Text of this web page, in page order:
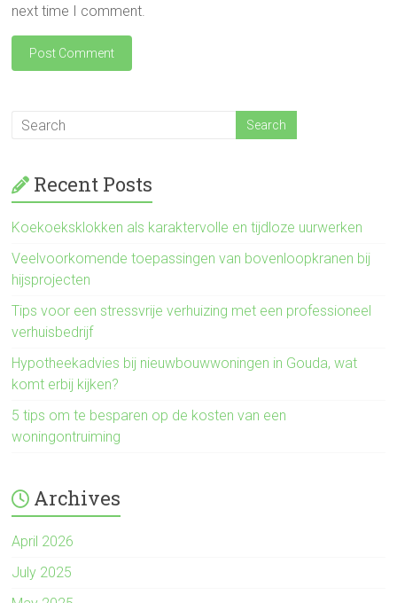
next time I comment.
Recent Posts
Koekoeksklokken als karaktervolle en tijdloze uurwerken
Veelvoorkomende toepassingen van bovenloopkranen bij
hijsprojecten
Tips voor een stressvrije verhuizing met een professioneel
verhuisbedrijf
Hypotheekadvies bij nieuwbouwwoningen in Gouda, wat
komt erbij kijken?
5 tips om te besparen op de kosten van een
woningontruiming
Archives
April 2026
July 2025